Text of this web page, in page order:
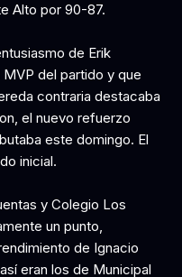
Alto por 90-87.
de Erik
del partido y que
contraria destacaba
el nuevo refuerzo
este domingo. El
inicial.
y Colegio Los
un punto,
de Ignacio
eran los de Municipal